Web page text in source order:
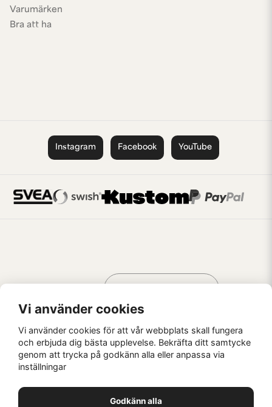
Varumärken
Bra att ha
Instagram Facebook YouTube
Kaffebrus AB, Förskeppsgatan 2, 271 55 Ystad
AV KREATÖRER
Vi använder cookies
Vi använder cookies för att vår webbplats skall fungera
och erbjuda dig bästa upplevelse. Bekräfta ditt samtycke
genom att trycka på godkänn alla eller anpassa via
inställningar
Godkänn alla